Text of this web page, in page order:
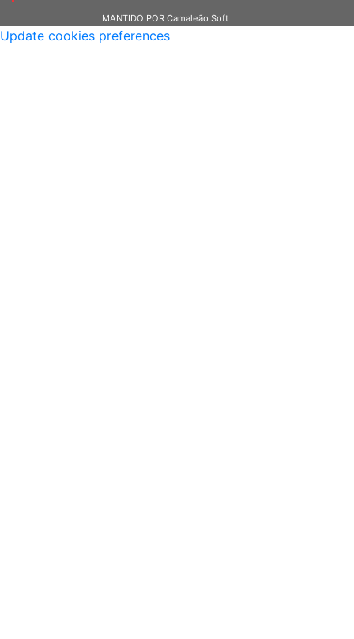
MANTIDO POR Camaleão Soft
Update cookies preferences